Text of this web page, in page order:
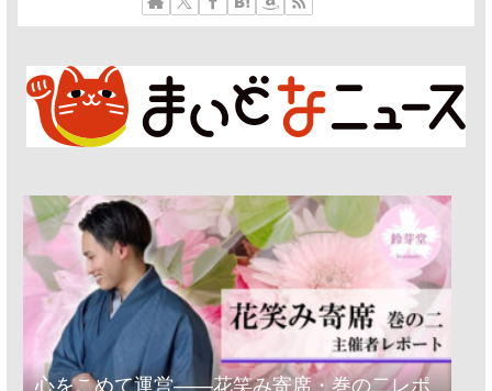
心をこめて運営――花笑み寄席・巻の二レポ